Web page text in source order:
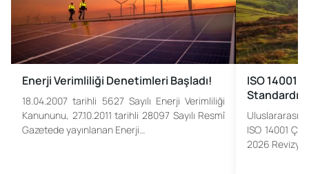
Enerji Verimliliği Denetimleri Başladı!
18.04.2007 tarihli 5627 Sayılı Enerji Verimliliği
Kanununu, 27.10.2011 tarihli 28097 Sayılı Resmî
Gazetede yayınlanan Enerji…
ISO 14001
Uluslararası
ISO 14001
2026